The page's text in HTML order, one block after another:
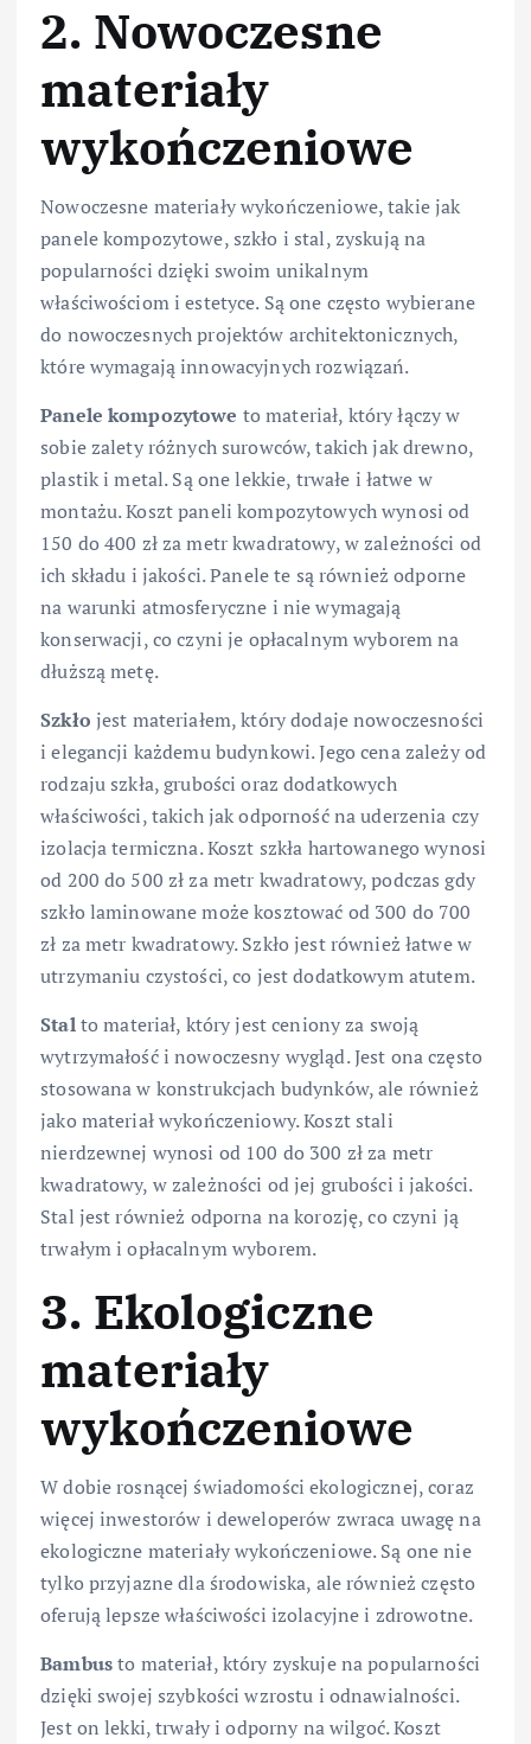
2. Nowoczesne
materiały
wykończeniowe
Nowoczesne materiały wykończeniowe, takie jak
panele kompozytowe, szkło i stal, zyskują na
popularności dzięki swoim unikalnym
właściwościom i estetyce. Są one często wybierane
do nowoczesnych projektów architektonicznych,
które wymagają innowacyjnych rozwiązań.
Panele kompozytowe to materiał, który łączy w
sobie zalety różnych surowców, takich jak drewno,
plastik i metal. Są one lekkie, trwałe i łatwe w
montażu. Koszt paneli kompozytowych wynosi od
150 do 400 zł za metr kwadratowy, w zależności od
ich składu i jakości. Panele te są również odporne
na warunki atmosferyczne i nie wymagają
konserwacji, co czyni je opłacalnym wyborem na
dłuższą metę.
Szkło jest materiałem, który dodaje nowoczesności
i elegancji każdemu budynkowi. Jego cena zależy od
rodzaju szkła, grubości oraz dodatkowych
właściwości, takich jak odporność na uderzenia czy
izolacja termiczna. Koszt szkła hartowanego wynosi
od 200 do 500 zł za metr kwadratowy, podczas gdy
szkło laminowane może kosztować od 300 do 700
zł za metr kwadratowy. Szkło jest również łatwe w
utrzymaniu czystości, co jest dodatkowym atutem.
Stalto materiał, który jest ceniony za swoją
wytrzymałość i nowoczesny wygląd. Jest ona często
stosowana w konstrukcjach budynków, ale również
jako materiał wykończeniowy. Koszt stali
nierdzewnej wynosi od 100 do 300 zł za metr
kwadratowy, w zależności od jej grubości i jakości.
Stal jest również odporna na korozję, co czyni ją
trwałym i opłacalnym wyborem.
3. Ekologiczne
materiały
wykończeniowe
W dobie rosnącej świadomości ekologicznej, coraz
więcej inwestorów i deweloperów zwraca uwagę na
ekologiczne materiały wykończeniowe. Są one nie
tylko przyjazne dla środowiska, ale również często
oferują lepsze właściwości izolacyjne i zdrowotne.
Bambusto materiał, który zyskuje na popularności
dzięki swojej szybkości wzrostu i odnawialności.
Jest on lekki, trwały i odporny na wilgoć. Koszt